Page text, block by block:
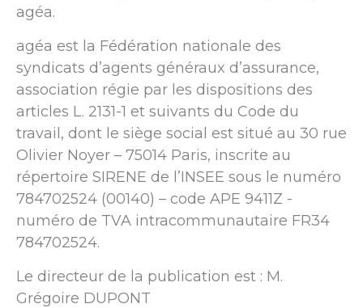
agéa.
agéa est la Fédération nationale des
syndicats d’agents généraux d’assurance,
association régie par les dispositions des
articles L. 2131-1 et suivants du Code du
travail, dont le siège social est situé au 30 rue
Olivier Noyer – 75014 Paris, inscrite au
répertoire SIRENE de l’INSEE sous le numéro
784702524 (00140) – code APE 9411Z -
numéro de TVA intracommunautaire FR34
784702524.
Le directeur de la publication est : M.
Grégoire DUPONT